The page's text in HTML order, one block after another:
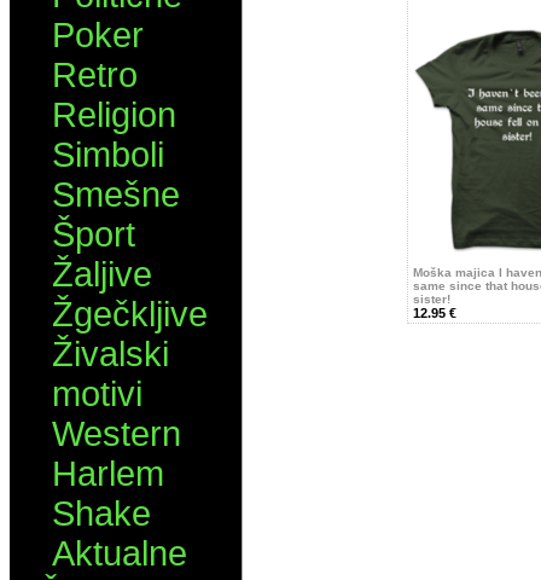
Poker
Retro
Religion
Simboli
Smešne
Šport
Žaljive
Žgečkljive
Živalski
motivi
Western
Harlem
Shake
Aktualne
Moška majica I
same since that
sister!
12.95 €